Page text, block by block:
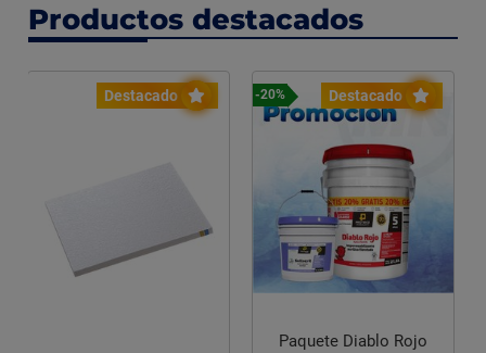
Productos destacados
Destacado Destacado
-20%
Paquete Diablo Rojo